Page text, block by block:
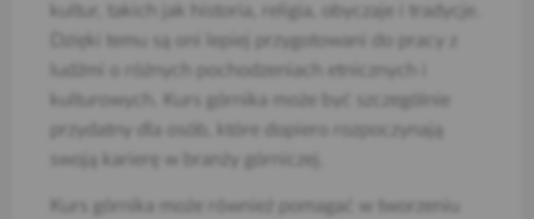
kultur, takich jak historia, religia, obyczaje i tradycje.
Dzięki temu są oni lepiej przygotowani do pracy z
ludźmi o różnych pochodzeniach etnicznych i
kulturowych. Kurs górnika może być szczególnie
swoją karierę w branży górniczej.
Kurs górnika może również pomagać w tworzeniu